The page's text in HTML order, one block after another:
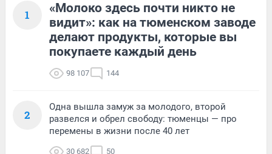
1
«Молоко здесь почти никто не
видит»: как на тюменском заводе
делают продукты, которые вы
покупаете каждый день
98 107 144
2
Одна вышла замуж за молодого, второй
развелся и обрел свободу: тюменцы — про
перемены в жизни после 40 лет
30 682 50